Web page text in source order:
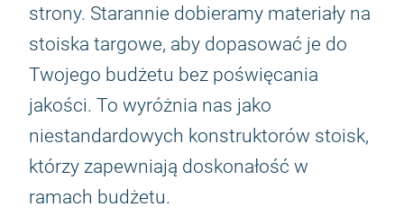
strony. Starannie dobieramy materiały na
stoiska targowe, aby dopasować je do
Twojego budżetu bez poświęcania
jakości. To wyróżnia nas jako
niestandardowych konstruktorów stoisk,
którzy zapewniają doskonałość w
ramach budżetu.